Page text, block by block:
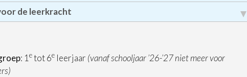
de leerkracht
: 1 etot 6e leerjaar (vanaf schooljaar ’26-’27 niet meer voor